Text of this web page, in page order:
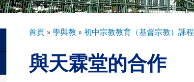
導
連
結
首頁 學與教 初中宗教教育（基督宗教）課程
與天霖堂的合作